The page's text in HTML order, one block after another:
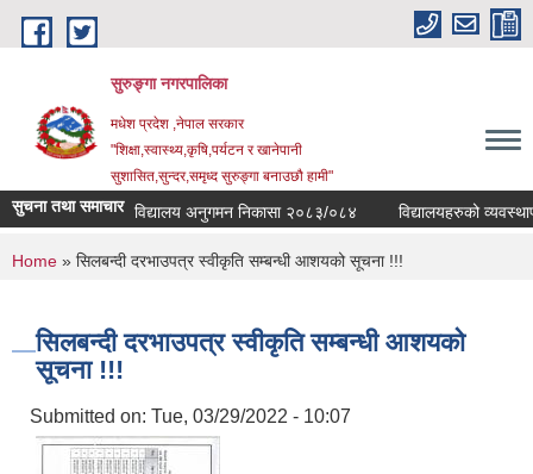
Skip to main content
सुरुङ्‍गा नगरपालिका
मधेश प्रदेश ,नेपाल सरकार
"शिक्षा,स्वास्थ्य,कृषि,पर्यटन र खानेपानी
सुशासित,सुन्दर,समृध्द सुरुङ्गा बनाउछौ हामी"
सुचना तथा समाचारविद्यालय अनुगमन निकासा २०८३/०८४ विद्यालयहरुको
You are here
Home » सिलबन्दी दरभाउपत्र स्वीकृति सम्बन्धी आशयको सूचना !!!
सिलबन्दी दरभाउपत्र स्वीकृति सम्बन्धी आशयको
सूचना !!!
Submitted on: Tue, 03/29/2022 - 10:07